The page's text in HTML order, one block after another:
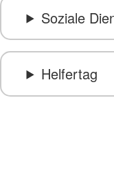
Soziale
Helfertag